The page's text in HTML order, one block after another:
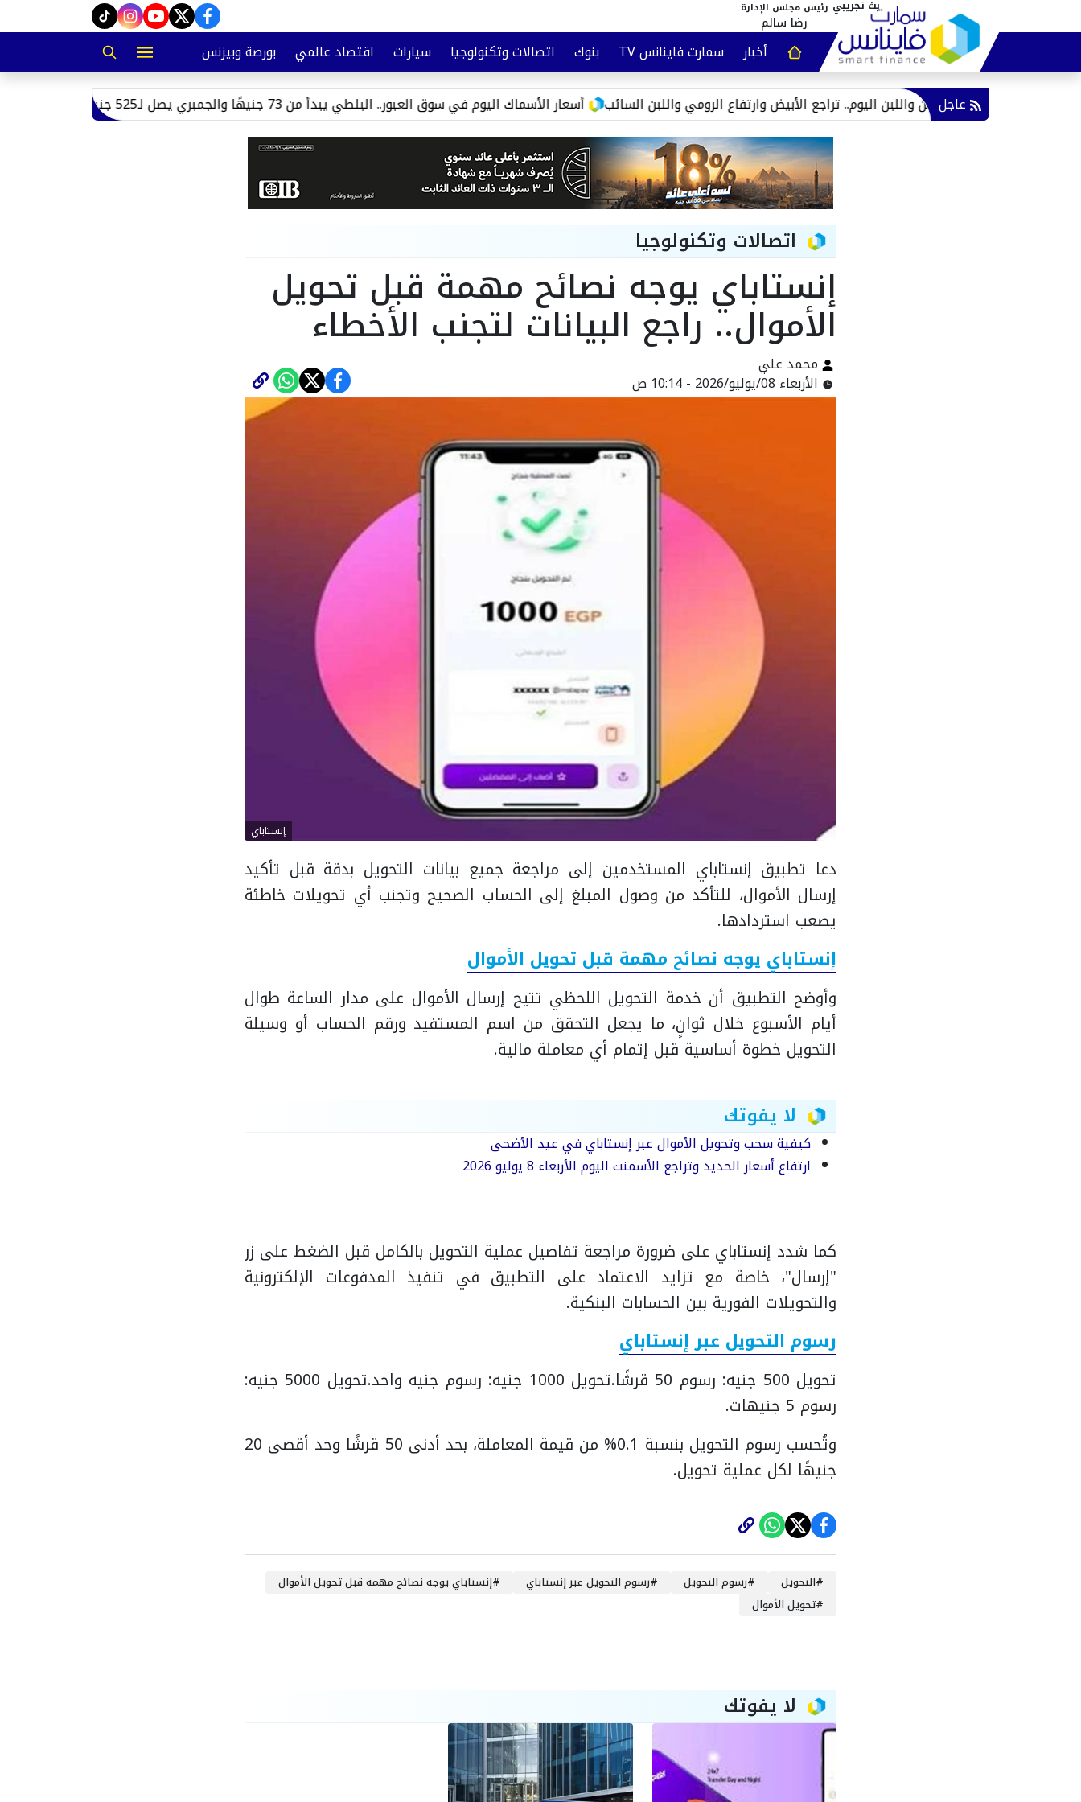
رئيس مجلس الإدارة
رضا سالم facebook
twitter
youtube
instagram
tiktok
أخبار
سمارت فاينانس TV بنوك اتصالات وتكنولوجيا سيارات اقتصاد عالمي
بورصة وبيزنس
عقارات وتأمين
وعي مالي عاجل من «سكن أسعار الأسماك اليوم في سوق العبور.. البلطي يبدأ من 73 جنيهًا والجمبري يصل لـ525 جنيهًا أسعار الجبن واللبن اليوم.. تراجع الأبيض وارتفاع الرومي واللبن السائب
اتصالات وتكنولوجيا
إنستاباي يوجه نصائح مهمة قبل تحويل
الأموال.. راجع البيانات لتجنب الأخطاء
محمد علي
الأربعاء 08/يوليو/2026 - 10:14 ص
إنستاباي
دعا تطبيق إنستاباي المستخدمين إلى مراجعة جميع بيانات التحويل بدقة قبل تأكيد
إرسال الأموال، للتأكد من وصول المبلغ إلى الحساب الصحيح وتجنب أي تحويلات خاطئة
يصعب استردادها.
إنستاباي يوجه نصائح مهمة قبل تحويل الأموال
وأوضح التطبيق أن خدمة التحويل اللحظي تتيح إرسال الأموال على مدار الساعة طوال
أيام الأسبوع خلال ثوانٍ، ما يجعل التحقق من اسم المستفيد ورقم الحساب أو وسيلة
التحويل خطوة أساسية قبل إتمام أي معاملة مالية.
لا يفوتك
كيفية سحب وتحويل الأموال عبر إنستاباي في عيد الأضحى
ارتفاع أسعار الحديد وتراجع الأسمنت اليوم الأربعاء 8 يوليو 2026
كما شدد إنستاباي على ضرورة مراجعة تفاصيل عملية التحويل بالكامل قبل الضغط على زر
"إرسال"، خاصة مع تزايد الاعتماد على التطبيق في تنفيذ المدفوعات الإلكترونية
والتحويلات الفورية بين الحسابات البنكية.
رسوم التحويل عبر إنستاباي
تحويل 500 جنيه: رسوم 50 قرشًا. تحويل 1000 جنيه: رسوم جنيه واحد.
تحويل 5000 جنيه:
رسوم 5 جنيهات.
وتُحسب رسوم التحويل بنسبة 0.1% من قيمة المعاملة، بحد أدنى 50 قرشًا وحد أقصى 20
جنيهًا لكل عملية تحويل.
#التحويل #رسوم التحويل #رسوم التحويل عبر إنستاباي #إنستاباي يوجه نصائح مهمة قبل تحويل الأموال
#تحويل الأموال
لا يفوتك